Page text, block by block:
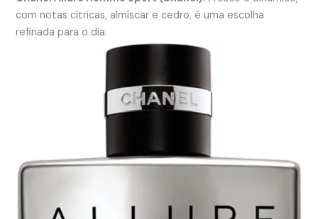
com notas cítricas, almíscar e cedro, é uma escolha
refinada para o dia.